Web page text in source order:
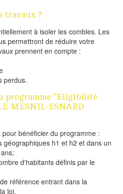
travaux ?
à isoler les combles. Les
permettront de réduire votre
prennent en compte :
perdus.
programme "Eligibilité
MESNIL-ESNARD
bénéficier du programme :
géographiques h1 et h2 et dans un
d'habitants définis par le
référence entrant dans la
loi.